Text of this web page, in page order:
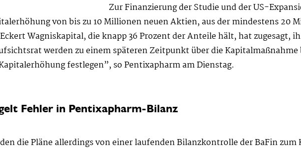
Zur Finanzierung der Studie und der US-
von bis zu 10 Millionen neuen Aktien, aus der mindestens 20
Wagniskapital, die knapp 36 Prozent der Anteile hält, hat zugesagt,
werden zu einem späteren Zeitpunkt über die
festlegen”, so Pentixapharm am Dienstag.
Fehler in Pentixapharm-Bilanz
die Pläne allerdings von einer laufenden Bilanzkontrolle der BaFin